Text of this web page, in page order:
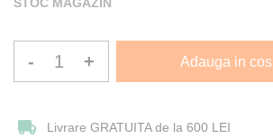
STOC MAGAZIN
- + Adauga in cos
Livrare GRATUITA de la 600 LEI